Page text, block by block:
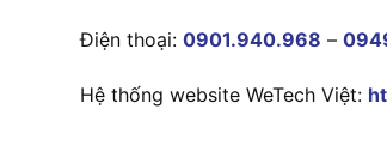
Điện thoại: 0901.940.968 –
Hệ thống website WeTech Việt: